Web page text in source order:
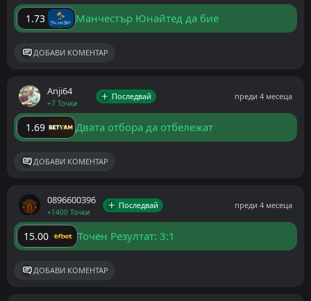
1.73 Манчестър Юнайтед да бие
ДОБАВИ КОМЕНТАР
Anji64
+7 Точки
Последвай преди 4 месеца
1.69 Двата отбора да отбележат
ДОБАВИ КОМЕНТАР
0896600396
+1400 Точки
Последвай преди 4 месеца
15.00 Точен Резултат: 3:1
ДОБАВИ КОМЕНТАР